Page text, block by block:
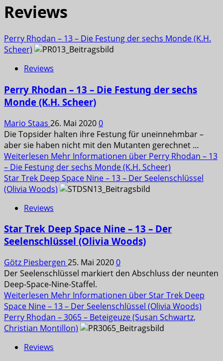
Reviews
Perry Rhodan – 13 – Die Festung der sechs Monde (K.H.
Scheer)
Reviews
Perry Rhodan – 13 – Die Festung der sechs
Monde (K.H. Scheer)
Mario Staas 26. Mai 20200
Die Topsider halten ihre Festung für uneinnehmbar –
aber sie haben nicht mit den Mutanten gerechnet …
Weiterlesen Mehr Informationen über Perry Rhodan – 13
– Die Festung der sechs Monde (K.H. Scheer)
Star Trek Deep Space Nine – 13 – Der Seelenschlüssel
(Olivia Woods)
Reviews
Star Trek Deep Space Nine – 13 – Der
Seelenschlüssel (Olivia Woods)
Götz Piesbergen 25. Mai 20200
Der Seelenschlüssel markiert den Abschluss der neunten
Deep-Space-Nine-Staffel.
Weiterlesen Mehr Informationen über Star Trek Deep
Space Nine – 13 – Der Seelenschlüssel (Olivia Woods)
Perry Rhodan – 3065 – Beteigeuze (Susan Schwartz,
Christian Montillon)
Reviews